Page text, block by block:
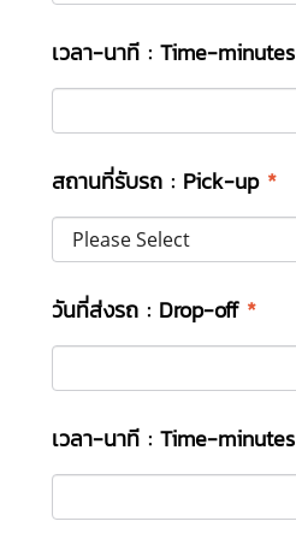
เวลา-นาที : Time-minutes
สถานที่รับรถ : Pick-up *
วันที่ส่งรถ : Drop-off *
เวลา-นาที : Time-minutes